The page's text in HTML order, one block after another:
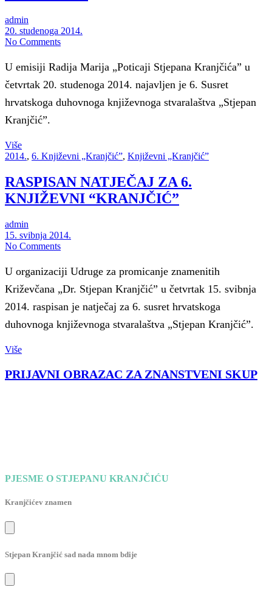
admin
20. studenoga 2014.
No Comments
U emisiji Radija Marija „Poticaji Stjepana Kranjčića” u
četvrtak 20. studenoga 2014. najavljen je 6. Susret
hrvatskoga duhovnoga književnoga stvaralaštva „Stjepan
Kranjčić”.
Više
2014., 6. Književni „Kranjčić”, Književni „Kranjčić”
RASPISAN NATJEČAJ ZA 6.
KNJIŽEVNI “KRANJČIĆ”
admin
15. svibnja 2014.
No Comments
U organizaciji Udruge za promicanje znamenitih
Križevčana „Dr. Stjepan Kranjčić” u četvrtak 15. svibnja
2014. raspisan je natječaj za 6. susret hrvatskoga
duhovnoga književnoga stvaralaštva „Stjepan Kranjčić”.
Više
PRIJAVNI OBRAZAC ZA ZNANSTVENI SKUP
PJESME O STJEPANU KRANJČIĆU
Kranjčićev znamen
Stjepan Kranjčić sad nada mnom bdije